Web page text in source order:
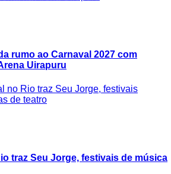
rumo ao Carnaval 2027 com
Uirapuru
traz Seu Jorge, festivais de música